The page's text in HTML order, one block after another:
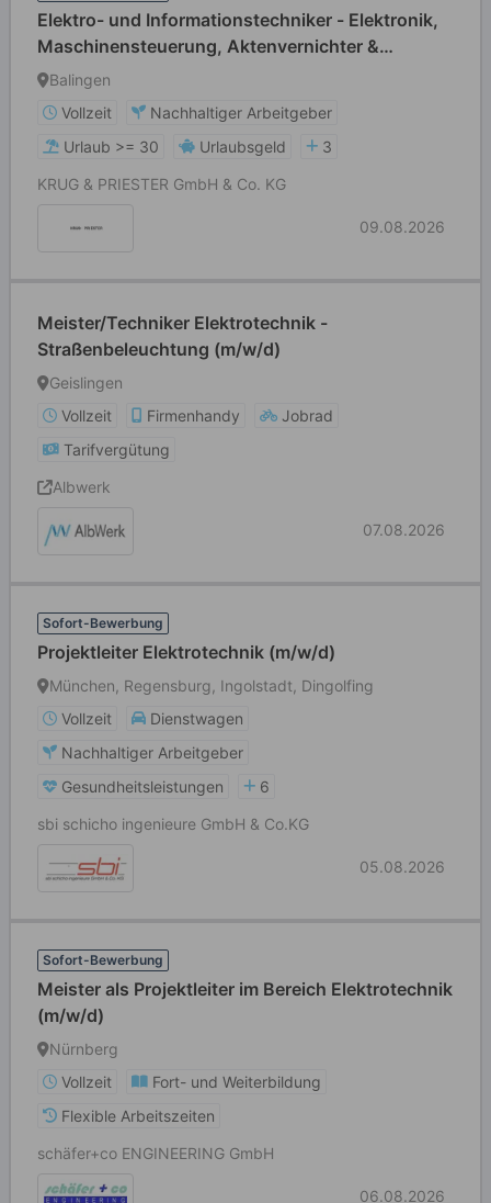
Elektro- und Informationstechniker - Elektronik,
Maschinensteuerung, Aktenvernichter &
Schneidemaschinen (m/w/d)
Balingen
Vollzeit
Nachhaltiger Arbeitgeber
Urlaub >= 30
Urlaubsgeld
3
KRUG & PRIESTER GmbH & Co. KG
09.08.2026
Meister/Techniker Elektrotechnik -
Straßenbeleuchtung (m/w/d)
Geislingen
Vollzeit
Firmenhandy
Jobrad
Tarifvergütung
Albwerk
07.08.2026
Sofort-Bewerbung
Projektleiter Elektrotechnik (m/w/d)
München, Regensburg, Ingolstadt, Dingolfing
Vollzeit
Dienstwagen
Nachhaltiger Arbeitgeber
Gesundheitsleistungen
6
sbi schicho ingenieure GmbH & Co.KG
05.08.2026
Sofort-Bewerbung
Meister als Projektleiter im Bereich Elektrotechnik
(m/w/d)
Nürnberg
Vollzeit
Fort- und Weiterbildung
Flexible Arbeitszeiten
schäfer+co ENGINEERING GmbH
06.08.2026